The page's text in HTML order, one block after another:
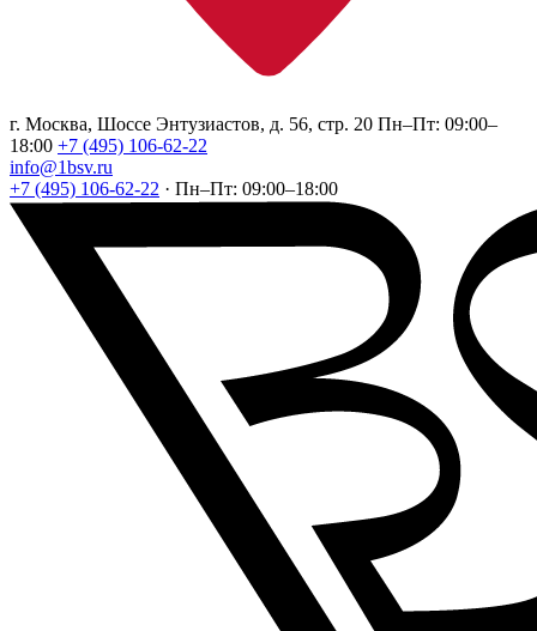
г. Москва, Шоссе Энтузиастов, д. 56, стр. 20 Пн–Пт: 09:00–
18:00 +7 (495) 106-62-22
info@1bsv.ru
+7 (495) 106-62-22 · Пн–Пт: 09:00–18:00